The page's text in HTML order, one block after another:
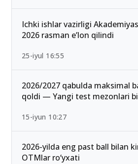
Ichki ishlar vazirligi
2026 rasman e’lon qilindi
25-iyul 16:55
2026/2027 qabulda maksimal
qoldi — Yangi test mezonlari
15-iyun 10:27
2026-yilda eng past ball bilan
OTMlar ro‘yxati